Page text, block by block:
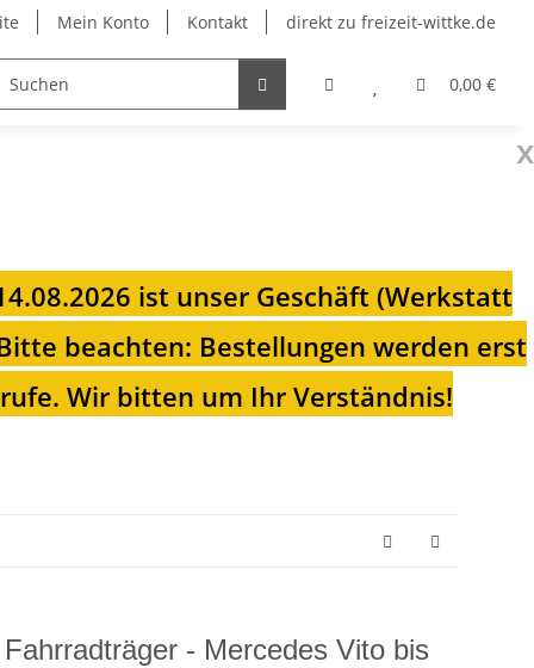
Mein Konto Kontakt direkt zu freizeit-wittke.de
0,00 €
Heizungen für Ihren
x
ist unser Geschäft (Werkstatt
beachten: Bestellungen werden erst
Wir bitten um Ihr Verständnis!
- Mercedes Vito bis